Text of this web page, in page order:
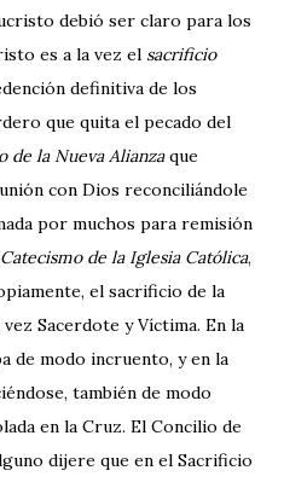
debió ser claro para los
es a la vez el sacrificio
definitiva de los
que quita el pecado del
de la Nueva Alianzaque
con Dios reconciliándole
por muchos para remisión
Catecismo de la Iglesia Católica,
el sacrificio de la
­Sacerdote y Víctima. En la
de modo incruento, y en la
también de modo
en la Cruz. El Concilio de
dijere que en el Sacrificio